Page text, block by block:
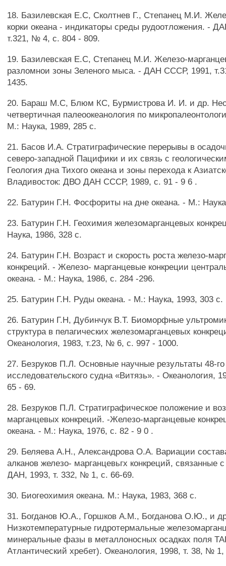
18. Базилевская Е.С, Сколтнев Г., Степанец М.И.
корки океана - индикаторы среды рудоотложения. -
т.321, № 4, с. 804 - 809.
19. Базилевская Е.С, Степанец М.И. Железо-
разломнои зоны Зеленого мыса. - ДАН СССР, 1991,
1435.
20. Бараш М.С, Блюм КС, Бурмистрова И. И. и др.
четвертичная палеоокеанология по
М.: Наука, 1989, 285 с.
21. Басов И.А. Стратиграфические перерывы в
северо-западной Пацифики и их связь с
Геология дна Тихого океана и зоны перехода к
Владивосток: ДВО ДАН СССР, 1989, с. 91 - 9 6 .
22. Батурин Г.Н. Фосфориты на дне океана. - М.:
23. Батурин Г.Н. Геохимия железомарганцевых
Наука, 1986, 328 с.
24. Батурин Г.Н. Возраст и скорость роста железо-
конкреций. - Железо- марганцевые конкреции
океана. - М.: Наука, 1986, с. 284 -296.
25. Батурин Г.Н. Руды океана. - М.: Наука, 1993, 303 с.
26. Батурин Г.Н, Дубинчук В.Т. Биоморфные
структура в пелагических железомарганцевых
Океанология, 1983, т.23, № 6, с. 997 - 1000.
27. Безруков П.Л. Основные научные результаты 48-
исследовательского судна «Витязь». - Океанология,
65 - 69.
28. Безруков П.Л. Стратиграфическое положение и
марганцевых конкреций. -Железо-марганцевые
океана. - М.: Наука, 1976, с. 82 - 9 0 .
29. Беляева А.Н., Александрова О.А. Вариации
алканов железо- марганцевьгх конкреций, связанные
ДАН, 1993, т. 332, № 1, с. 66-69.
30. Биогеохимия океана. М.: Наука, 1983, 368 с.
31. Богданов Ю.А., Горшков A.M., Богданова О.Ю., и
Низкотемпературные гидротермальные
минеральные фазы в металлоносных осадках поля
Атлантический хребет). Океанология, 1998, т. 38, №